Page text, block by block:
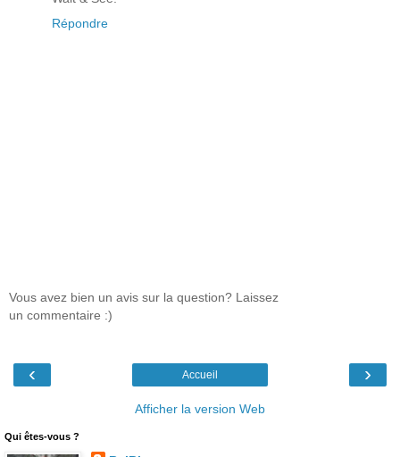
Répondre
Vous avez bien un avis sur la question? Laissez
un commentaire :)
‹ ›
Accueil
Afficher la version Web
Qui êtes-vous ?